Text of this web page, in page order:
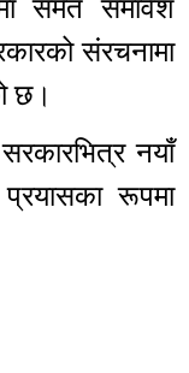
समेत समावेश
संरचनामा
छ।
नयाँ
रूपमा